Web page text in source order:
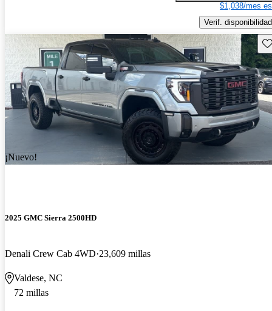
$1,038/mes
Verif. disponibilidad
¡Nuevo!
2025 GMC Sierra 2500HD
Denali Crew Cab 4WD 23,609 millas
Valdese, NC
72 millas